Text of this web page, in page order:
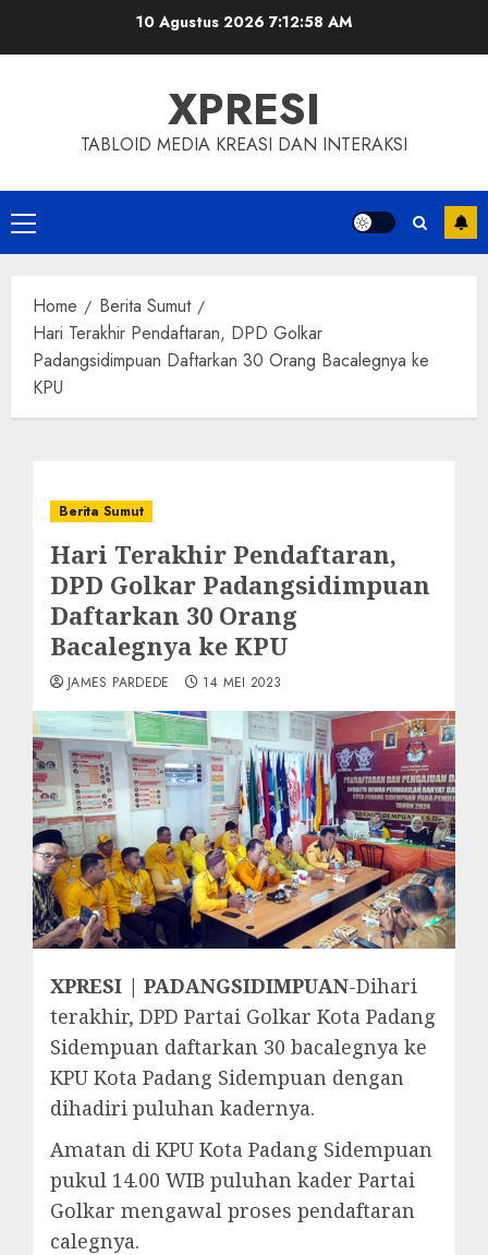
10 Agustus 2026 7:12:58 AM
XPRESI
TABLOID MEDIA KREASI DAN INTERAKSI
Primary
Menu
Home
Berita Sumut
Hari Terakhir Pendaftaran, DPD Golkar
Padangsidimpuan Daftarkan 30 Orang Bacalegnya ke
KPU
Berita Sumut
Hari Terakhir Pendaftaran,
DPD Golkar Padangsidimpuan
Daftarkan 30 Orang
Bacalegnya ke KPU
JAMES PARDEDE 14 MEI 2023
XPRESI | PADANGSIDIMPUAN-Dihari
terakhir, DPD Partai Golkar Kota Padang
Sidempuan daftarkan 30 bacalegnya ke
KPU Kota Padang Sidempuan dengan
dihadiri puluhan kadernya.
Amatan di KPU Kota Padang Sidempuan
pukul 14.00 WIB puluhan kader Partai
Golkar mengawal proses pendaftaran
calegnya.